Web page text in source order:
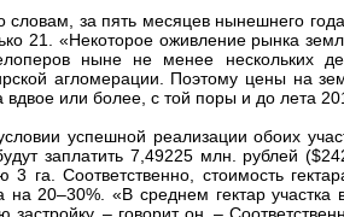
за пять месяцев нынешнего года
21. «Некоторое оживление рынка
ныне не менее нескольких
агломерации. Поэтому цены на
вдвое или более, с той поры и до лета
успешной реализации обоих
заплатить 7,49225 млн. рублей
3 га. Соответственно, стоимость
на 20–30%. «В среднем гектар участка